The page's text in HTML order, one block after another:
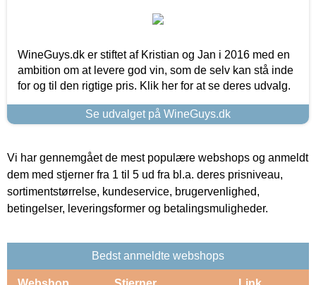
WineGuys.dk er stiftet af Kristian og Jan i 2016 med en
ambition om at levere god vin, som de selv kan stå inde
for og til den rigtige pris. Klik her for at se deres udvalg.
Se udvalget på WineGuys.dk
Vi har gennemgået de mest populære webshops og anmeldt
dem med stjerner fra 1 til 5 ud fra bl.a. deres prisniveau,
sortimentstørrelse, kundeservice, brugervenlighed,
betingelser, leveringsformer og betalingsmuligheder.
Bedst anmeldte webshops